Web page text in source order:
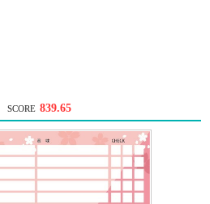
SCORE 839.65